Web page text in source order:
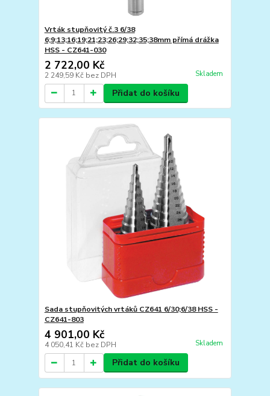
Vrták stupňovitý č.3 6/38
6;9;13;16;19;21;23;26;29;32;35;38mm přímá drážka
HSS - CZ641-030
2 722,00 Kč
2 249,59 Kč bez DPH Skladem
Přidat do košíku
Sada stupňovitých vrtáků CZ641 6/30;6/38 HSS -
CZ641-803
4 901,00 Kč
4 050,41 Kč bez DPH Skladem
Přidat do košíku